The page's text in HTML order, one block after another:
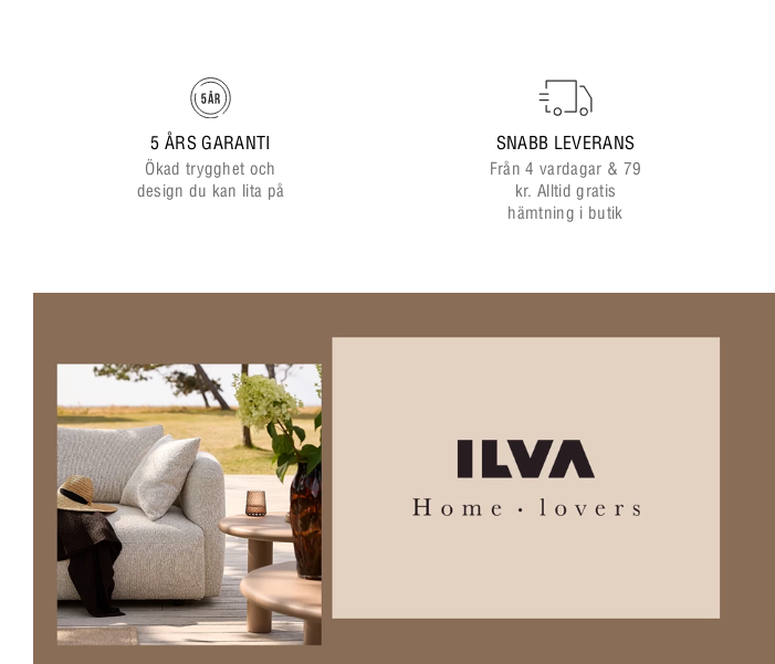
5 ÅRS GARANTI
Ökad trygghet och
design du kan lita på
SNABB LEVERANS
Från 4 vardagar & 79
kr. Alltid gratis
hämtning i butik